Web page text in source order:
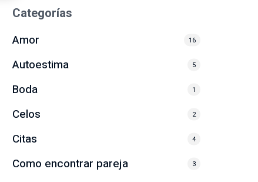
Categorías
Amor 16
Autoestima 5
Boda 1
Celos 2
Citas 4
Como encontrar pareja 3